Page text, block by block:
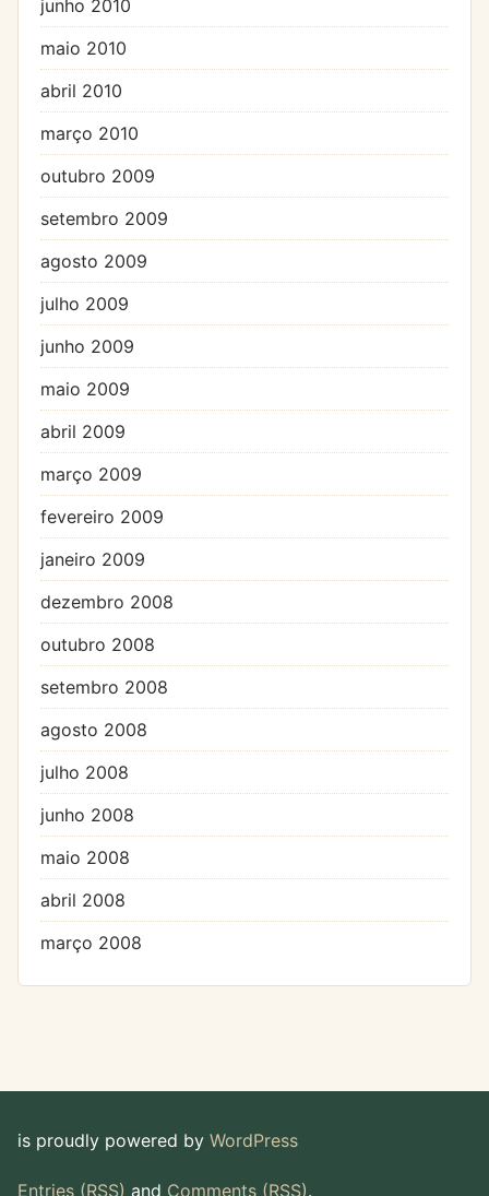
junho 2010
maio 2010
abril 2010
março 2010
outubro 2009
setembro 2009
agosto 2009
julho 2009
junho 2009
maio 2009
abril 2009
março 2009
fevereiro 2009
janeiro 2009
dezembro 2008
outubro 2008
setembro 2008
agosto 2008
julho 2008
junho 2008
maio 2008
abril 2008
março 2008
is proudly powered by WordPress
Entries (RSS) and Comments (RSS).